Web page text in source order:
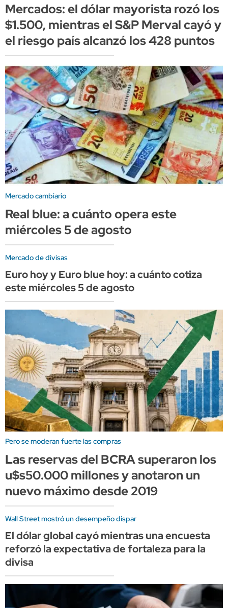
Mercados: el dólar mayorista rozó los
$1.500, mientras el S&P Merval cayó y
el riesgo país alcanzó los 428 puntos
Mercado cambiario
Real blue: a cuánto opera este
miércoles 5 de agosto
Mercado de divisas
Euro hoy y Euro blue hoy: a cuánto cotiza
este miércoles 5 de agosto
Pero se moderan fuerte las compras
Las reservas del BCRA superaron los
u$s50.000 millones y anotaron un
nuevo máximo desde 2019
Wall Street mostró un desempeño dispar
El dólar global cayó mientras una encuesta
reforzó la expectativa de fortaleza para la
divisa